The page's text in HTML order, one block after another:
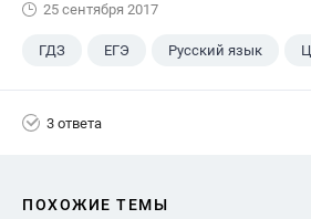
25 сентября 2017
ГДЗ ЕГЭ Русский язык
3 ответа
ПОХОЖИЕ ТЕМЫ